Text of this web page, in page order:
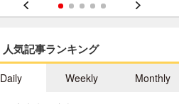
人気記事ランキング
Daily Weekly Monthly